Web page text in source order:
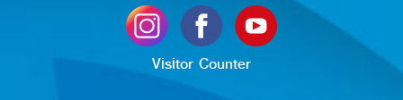
Visitor Counter